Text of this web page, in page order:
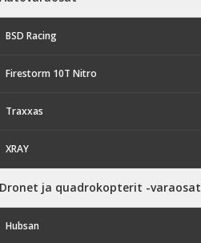
BSD Racing
Firestorm 10T Nitro
Traxxas
XRAY
Dronet ja quadrokopterit -varaosat
Hubsan